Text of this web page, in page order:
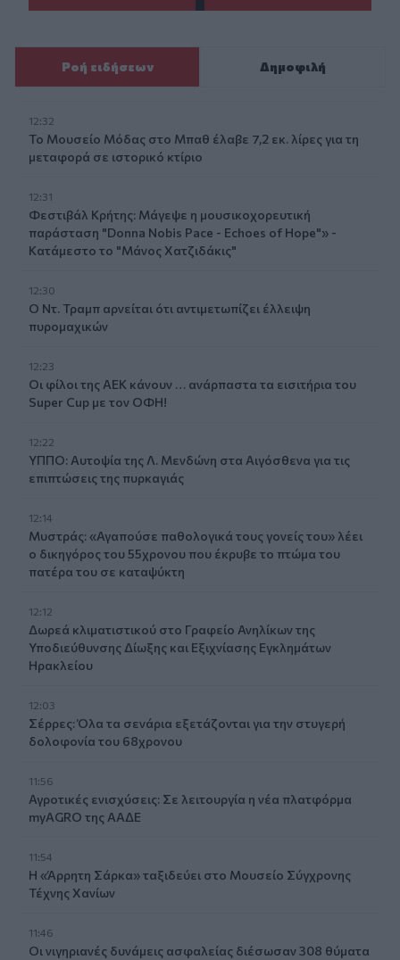
Ροή ειδήσεων Δημοφιλή
12:32
Το Μουσείο Μόδας στο Μπαθ έλαβε 7,2 εκ. λίρες για τη
μεταφορά σε ιστορικό κτίριο
12:31
Φεστιβάλ Κρήτης: Μάγεψε η μουσικοχορευτική
παράσταση "Donna Nobis Pace - Echoes of Hope"» -
Κατάμεστο το "Μάνος Χατζιδάκις"
12:30
Ο Ντ. Τραμπ αρνείται ότι αντιμετωπίζει έλλειψη
πυρομαχικών
12:23
Οι φίλοι της ΑΕΚ κάνουν … ανάρπαστα τα εισιτήρια του
Super Cup με τον ΟΦΗ!
12:22
ΥΠΠΟ: Αυτοψία της Λ. Μενδώνη στα Αιγόσθενα για τις
επιπτώσεις της πυρκαγιάς
12:14
Μυστράς: «Αγαπούσε παθολογικά τους γονείς του» λέει
ο δικηγόρος του 55χρονου που έκρυβε το πτώμα του
πατέρα του σε καταψύκτη
12:12
Δωρεά κλιματιστικού στο Γραφείο Ανηλίκων της
Υποδιεύθυνσης Δίωξης και Εξιχνίασης Εγκλημάτων
Ηρακλείου
12:03
Σέρρες: Όλα τα σενάρια εξετάζονται για την στυγερή
δολοφονία του 68χρονου
11:56
Αγροτικές ενισχύσεις: Σε λειτουργία η νέα πλατφόρμα
myAGRO της ΑΑΔΕ
11:54
Η «Άρρητη Σάρκα» ταξιδεύει στο Μουσείο Σύγχρονης
Τέχνης Χανίων
11:46
Οι νιγηριανές δυνάμεις ασφαλείας διέσωσαν 308 θύματα